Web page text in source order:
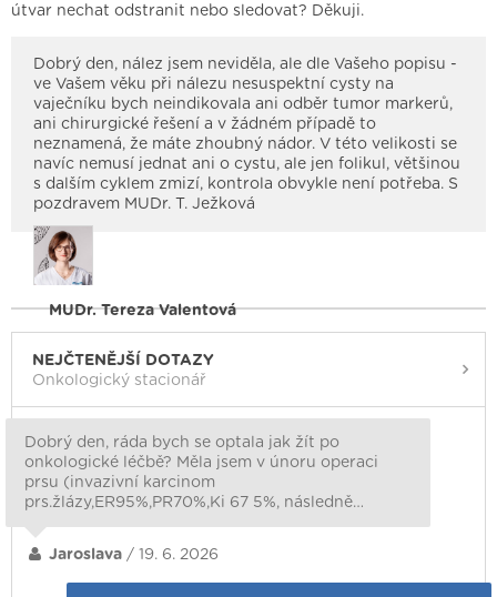
útvar nechat odstranit nebo sledovat? Děkuji.
Dobrý den, nález jsem neviděla, ale dle Vašeho popisu -
ve Vašem věku při nálezu nesuspektní cysty na
vaječníku bych neindikovala ani odběr tumor markerů,
ani chirurgické řešení a v žádném případě to
neznamená, že máte zhoubný nádor. V této velikosti se
navíc nemusí jednat ani o cystu, ale jen folikul, většinou
s dalším cyklem zmizí, kontrola obvykle není potřeba. S
pozdravem MUDr. T. Ježková
MUDr. Tereza Valentová
NEJČTENĚJŠÍ DOTAZY
Onkologický stacionář
Dobrý den, ráda bych se optala jak žít po
onkologické léčbě? Měla jsem v únoru operaci
prsu (invazivní karcinom
prs.žlázy,ER95%,PR70%,Ki 67 5%, následně…
Jaroslava / 19. 6. 2026